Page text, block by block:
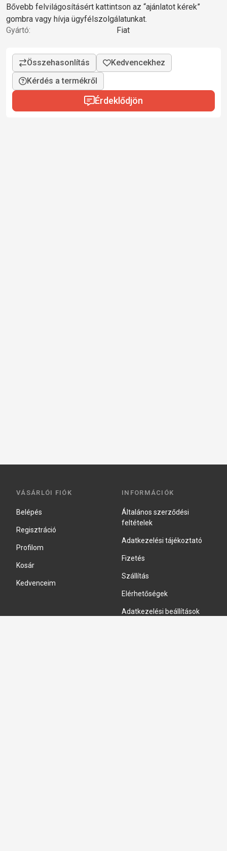
Bővebb felvilágosításért kattintson az “ajánlatot kérek”
gombra vagy hívja ügyfélszolgálatunkat.
Gyártó:
Fiat
Kérdés a termékről
Érdeklődjön
VÁSÁRLÓI FIÓK
Belépés
Regisztráció
Profilom
Kosár
Kedvenceim
INFORMÁCIÓK
Általános szerződési
feltételek
Adatkezelési tájékoztató
Fizetés
Szállítás
Elérhetőségek
Adatkezelési beállítások